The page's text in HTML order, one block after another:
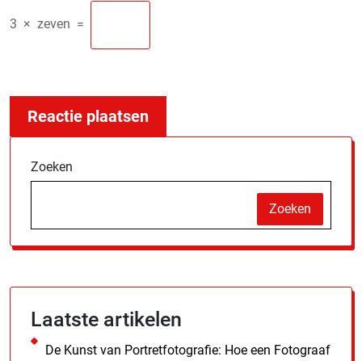
3 × zeven =
Zoeken
Zoeken
Laatste artikelen
De Kunst van Portretfotografie: Hoe een Fotograaf